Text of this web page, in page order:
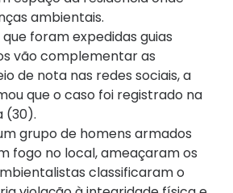
ambientais.
foram expedidas guias
vão complementar as
de nota nas redes sociais, a
que o caso foi registrado na
(30).
grupo de homens armados
fogo no local, ameaçaram os
classificaram o